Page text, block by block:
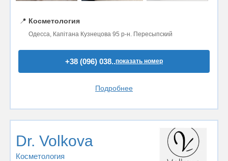
📍 Косметология
Одесса, Капітана Кузнецова 95 р-н. Пересыпский
+38 (096) 038..показать номер
Подробнее
Dr. Volkova
Косметология